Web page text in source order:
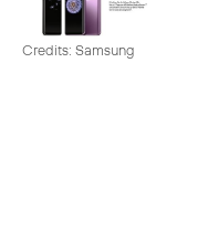
Credits: Samsung